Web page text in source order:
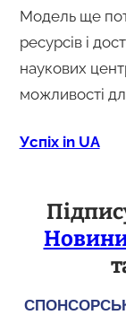
Модель ще
ресурсів і
наукових
можливості
Успіх in UA